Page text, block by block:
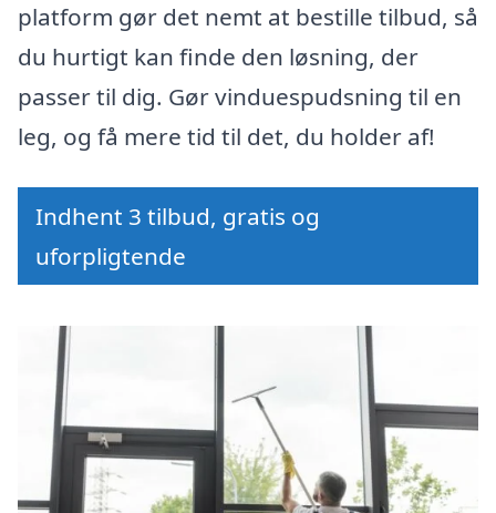
platform gør det nemt at bestille tilbud, så
du hurtigt kan finde den løsning, der
passer til dig. Gør vinduespudsning til en
leg, og få mere tid til det, du holder af!
Indhent 3 tilbud, gratis og
uforpligtende